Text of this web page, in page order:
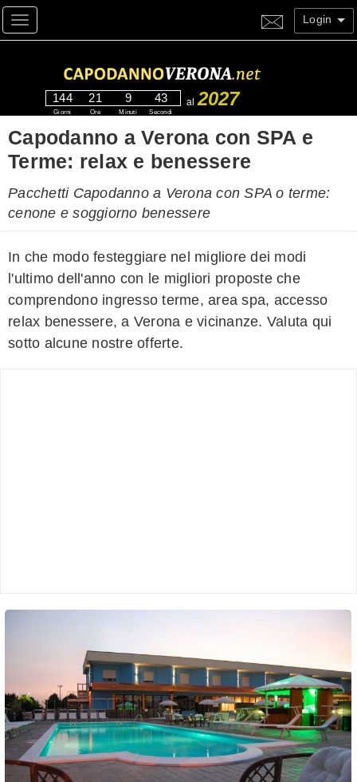
Toggle navigation Login
144
Giorni
21
Ore
9
Minuti
42
Secondi
al 2027
Capodanno a Verona con SPA e
Terme: relax e benessere
Pacchetti Capodanno a Verona con SPA o terme:
cenone e soggiorno benessere
In che modo festeggiare nel migliore dei modi
l'ultimo dell'anno con le migliori proposte che
comprendono ingresso terme, area spa, accesso
relax benessere, a Verona e vicinanze. Valuta qui
sotto alcune nostre offerte.